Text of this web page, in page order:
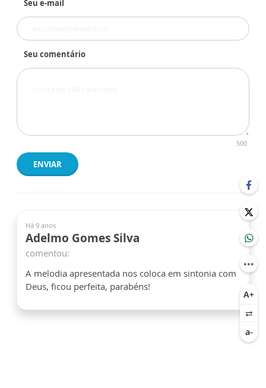
Seu e-mail
Seu comentário
500
ENVIAR
Há 9 anos
Adelmo Gomes Silva
comentou:
A melodia apresentada nos coloca em sintonia com
Deus, ficou perfeita, parabéns!